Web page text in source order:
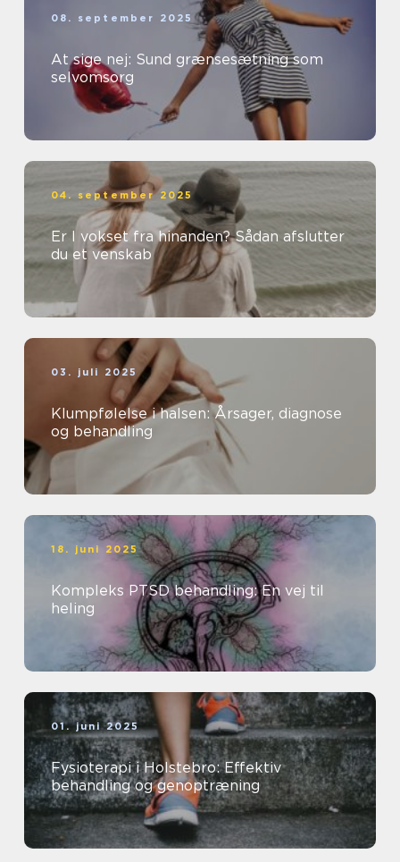
08. september 2025
At sige nej: Sund grænsesætning som
selvomsorg
04. september 2025
Er I vokset fra hinanden? Sådan afslutter
du et venskab
03. juli 2025
Klumpfølelse i halsen: Årsager, diagnose
og behandling
18. juni 2025
Kompleks PTSD behandling: En vej til
heling
01. juni 2025
Fysioterapi i Holstebro: Effektiv
behandling og genoptræning